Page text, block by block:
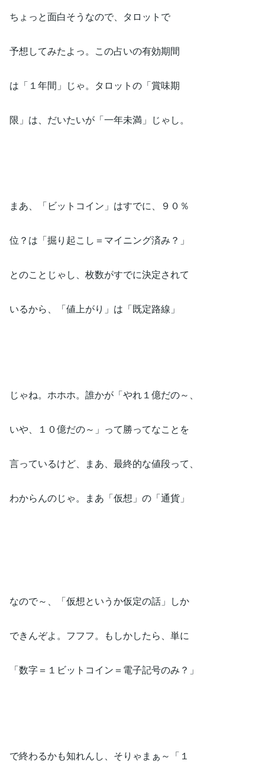
ちょっと面白そうなので、タロットで
予想してみたよっ。この占いの有効期間
は「１年間」じゃ。タロットの「賞味期
限」は、だいたいが「一年未満」じゃし。
まあ、「ビットコイン」はすでに、９０％
位？は「掘り起こし＝マイニング済み？」
とのことじゃし、枚数がすでに決定されて
いるから、「値上がり」は「既定路線」
じゃね。ホホホ。誰かが「やれ１億だの～、
いや、１０億だの～」って勝ってなことを
言っているけど、まあ、最終的な値段って、
わからんのじゃ。まあ「仮想」の「通貨」
なので～、「仮想というか仮定の話」しか
できんぞよ。フフフ。もしかしたら、単に
「数字＝１ビットコイン＝電子記号のみ？」
で終わるかも知れんし、そりゃまぁ～「１